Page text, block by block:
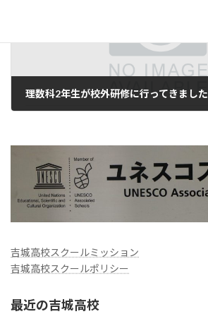
理数科2年生が校外研修に行ってきました
吉城高校スクールミッション
吉城高校スクールポリシー
最近の吉城高校